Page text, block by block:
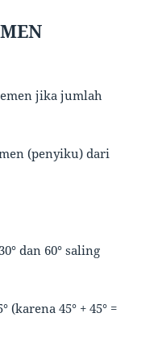
jika jumlah
(penyiku) dari
dan 60° saling
(karena 45° + 45° =